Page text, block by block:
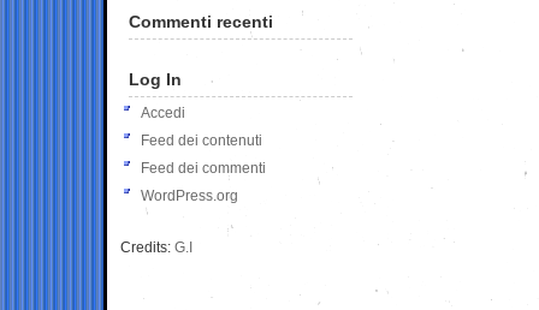
Commenti recenti
Log In
Accedi
Feed dei contenuti
Feed dei commenti
WordPress.org
Credits: G.I